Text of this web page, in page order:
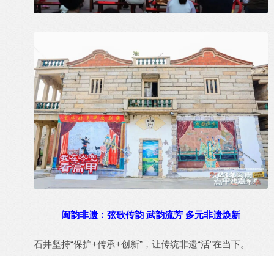
闽韵非遗：弦歌传韵 武韵流芳 多元非遗焕新
石井坚持“保护+传承+创新”，让传统非遗“活”在当下。